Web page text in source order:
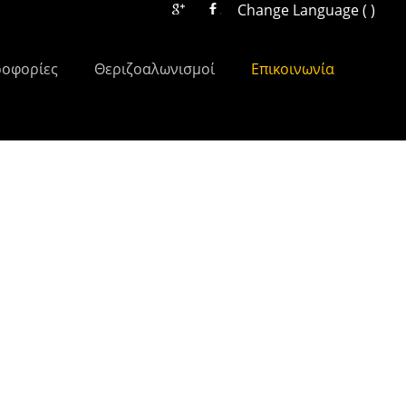
Change Language ( )
Θεριζοαλωνισμοί Επικοινωνία